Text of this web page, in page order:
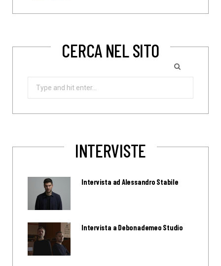
CERCA NEL SITO
Search
INTERVISTE
Intervista ad Alessandro Stabile
Intervista a Debonademeo Studio